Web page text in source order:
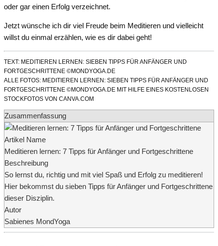
oder gar einen Erfolg verzeichnet.
Jetzt wünsche ich dir viel Freude beim Meditieren und vielleicht
willst du einmal erzählen, wie es dir dabei geht!
TEXT: MEDITIEREN LERNEN: SIEBEN TIPPS FÜR ANFÄNGER UND
FORTGESCHRITTENE ©MONDYOGA.DE
ALLE FOTOS: MEDITIEREN LERNEN: SIEBEN TIPPS FÜR ANFÄNGER UND
FORTGESCHRITTENE ©MONDYOGA.DE MIT HILFE EINES KOSTENLOSEN
STOCKFOTOS VON CANVA.COM
Zusammenfassung
Artikel Name
Meditieren lernen: 7 Tipps für Anfänger und Fortgeschrittene
Beschreibung
So lernst du, richtig und mit viel Spaß und Erfolg zu meditieren!
Hier bekommst du sieben Tipps für Anfänger und Fortgeschrittene
dieser Disziplin.
Autor
Sabienes MondYoga